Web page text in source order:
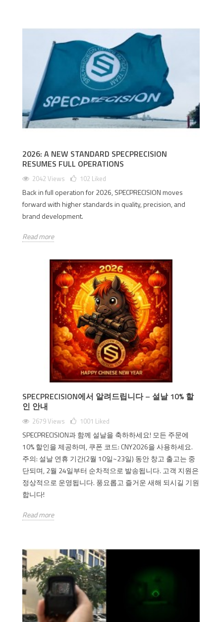
2026: A NEW STANDARD SPECPRECISION
RESUMES FULL OPERATIONS
2042 Views 102 Liked
Back in full operation for 2026, SPECPRECISION moves
forward with higher standards in quality, precision, and
brand development.
Read more
SPECPRECISION에서 알려드립니다 – 설날 10% 할
인 안내
2679 Views 1001 Liked
SPECPRECISION과 함께 설날을 축하하세요! 모든 주문에
10% 할인을 제공하며, 쿠폰 코드: CNY2026을 사용하세요.
주의: 설날 연휴 기간(2월 10일~23일) 동안 창고 출고는 중
단되며, 2월 24일부터 순차적으로 발송됩니다. 고객 지원은
정상적으로 운영됩니다. 풍요롭고 즐거운 새해 되시길 기원
합니다!
Read more